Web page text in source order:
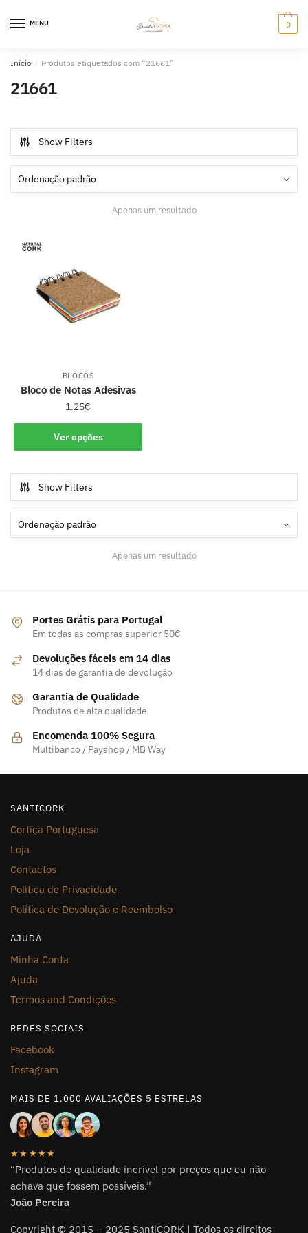
MENU 0
Início / Produtos etiquetados com “21661”
21661
Show Filters
Apenas um resultado
BLOCOS
Bloco de Notas Adesivas
1.25€
Ver opções
Show Filters
Apenas um resultado
Portes Grátis para Portugal
Em todas as compras superior 50€
Devoluções fáceis em 14 dias
14 dias de garantia de devolução
Garantia de Qualidade
Produtos de alta qualidade
Encomenda 100% Segura
Multibanco / Payshop / MB Way
SANTICORK
Cortiça Portuguesa
Loja
Contactos
Politica de Privacidade
Política de Devolução e Reembolso
AJUDA
Minha Conta
Ajuda
Termos and Condições
REDES SOCIAIS
Facebook
Instagram
MAIS DE 1.000 AVALIAÇÕES 5 ESTRELAS
★★★★★
“Produtos de qualidade incrível por preços que eu não
achava que fossem possíveis.”
João Pereira
Copyright © 2015 – 2025 SantiCORK | Todos os direitos